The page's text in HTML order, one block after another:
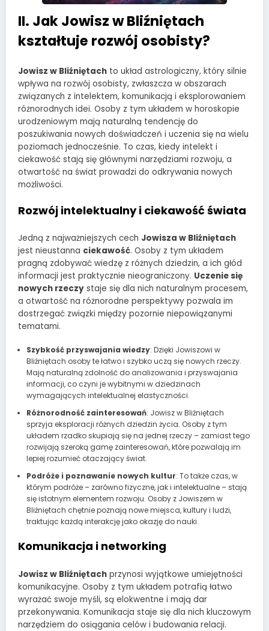
II. Jak Jowisz w Bliźniętach
kształtuje rozwój osobisty?
Jowisz w Bliźniętach to układ astrologiczny, który silnie
wpływa na rozwój osobisty, zwłaszcza w obszarach
związanych z intelektem, komunikacją i eksplorowaniem
różnorodnych idei. Osoby z tym układem w horoskopie
urodzeniowym mają naturalną tendencję do
poszukiwania nowych doświadczeń i uczenia się na wielu
poziomach jednocześnie. To czas, kiedy intelekt i
ciekawość stają się głównymi narzędziami rozwoju, a
otwartość na świat prowadzi do odkrywania nowych
możliwości.
Rozwój intelektualny i ciekawość świata
Jedną z najważniejszych cech Jowisza w Bliźniętach
jest nieustanna ciekawość. Osoby z tym układem
pragną zdobywać wiedzę z różnych dziedzin, a ich głód
informacji jest praktycznie nieograniczony. Uczenie się
nowych rzeczy staje się dla nich naturalnym procesem,
a otwartość na różnorodne perspektywy pozwala im
dostrzegać związki między pozornie niepowiązanymi
tematami.
Szybkość przyswajania wiedzy: Dzięki Jowiszowi w
Bliźniętach osoby te łatwo i szybko uczą się nowych rzeczy.
Mają naturalną zdolność do analizowania i przyswajania
informacji, co czyni je wybitnymi w dziedzinach
wymagających intelektualnej elastyczności.
Różnorodność zainteresowań: Jowisz w Bliźniętach
sprzyja eksploracji różnych dziedzin życia. Osoby z tym
układem rzadko skupiają się na jednej rzeczy – zamiast tego
rozwijają szeroką gamę zainteresowań, które pozwalają im
lepiej rozumieć otaczający świat.
Podróże i poznawanie nowych kultur: To także czas, w
którym podróże – zarówno fizyczne, jak i intelektualne – stają
się istotnym elementem rozwoju. Osoby z Jowiszem w
Bliźniętach chętnie poznają nowe miejsca, kultury i ludzi,
traktując każdą interakcję jako okazję do nauki.
Komunikacja i networking
Jowisz w Bliźniętach przynosi wyjątkowe umiejętności
komunikacyjne. Osoby z tym układem potrafią łatwo
wyrażać swoje myśli, są elokwentne i mają dar
przekonywania. Komunikacja staje się dla nich kluczowym
narzędziem do osiągania celów i budowania relacji.